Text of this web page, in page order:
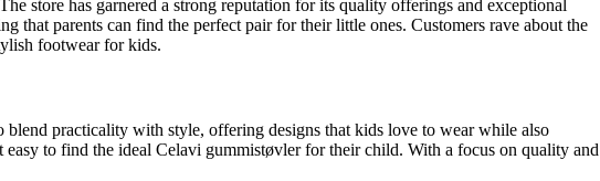
store has garnered a strong reputation for its quality offerings and exceptional
that parents can find the perfect pair for their little ones. Customers rave about the
footwear for kids.
practicality with style, offering designs that kids love to wear while also
to find the ideal Celavi gummistøvler for their child. With a focus on quality and